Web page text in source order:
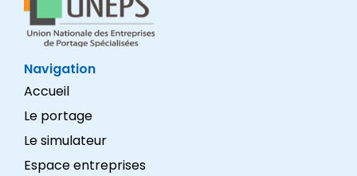
Navigation
Accueil
Le portage
Le simulateur
Espace entreprises